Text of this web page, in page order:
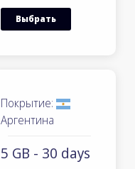
Выбрать
Покрытие:
Аргентина
5 GB - 30 days